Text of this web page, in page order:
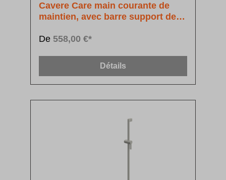
Cavere Care main courante de
maintien, avec barre support de
De 558,00 €*
Détails